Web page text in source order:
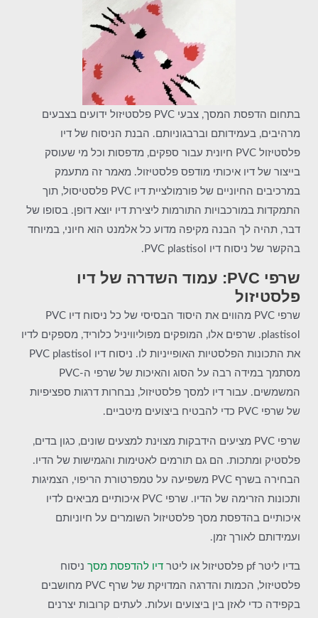
בתחום הדפסת המסך, צבעי PVC פלסטיזול ידועים בצבעים
מרהיבים, בעמידותם וברבגוניותם. הבנת הניסוח של דיו
פלסטיזול PVC חיונית עבור ספקים, מדפסות וכל מי שעוסק
בייצור של דיו איכותי מודפס פלסטיזול. מאמר זה מתעמק
במרכיבים החיוניים של פורמולציית דיו PVC פלסטיסול, תוך
התמקדות במורכבויות התורמות ליצירת דיו יוצא דופן. בסופו של
דבר, תהיה לך הבנה מקיפה מדוע כל אלמנט הוא חיוני, במיוחד
בהקשר של ניסוח דיו PVC plastisol.
שרפי PVC: עמוד השדרה של דיו
פלסטיזול
שרפי PVC מהווים את היסוד הבסיסי של כל ניסוח דיו PVC
plastisol. שרפים אלו, המופקים מפוליוויניל כלוריד, מספקים לדיו
את התכונות הפלסטיות האופייניות לו. ניסוח דיו PVC plastisol
מסתמך במידה רבה על הסוג והאיכות של שרפי ה-PVC
המשמשים. עבור דיו למסך פלסטיזול, נבחרות דרגות ספציפיות
של שרפי PVC כדי להבטיח ביצועים מיטביים.
שרפי PVC מציעים הידבקות מצוינת למצעים שונים, כגון בדים,
פלסטיק ומתכות. הם גם תורמים לאטימות והגמישות של הדיו.
הבחירה בשרף PVC משפיעה על טמפרטורת הריפוי, הצמיגות
ותכונות הזרימה של הדיו. שרפי PVC איכותיים מביאים לדיו
איכותיים בהדפסת מסך פלסטיזול השומרים על חיוניותם
ועמידותם לאורך זמן.
בדיו ליטר pf פלסטיזול או ליטר דיו להדפסת מסך ניסוח
פלסטיזול, הכמות והדרגה המדויקת של שרף PVC מחושבים
בקפידה כדי לאזן בין ביצועים ועלות. לעתים קרובות יצרנים